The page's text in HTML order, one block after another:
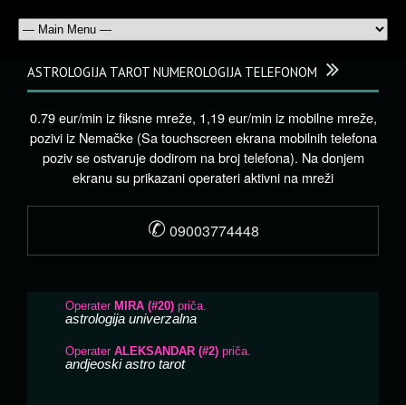
ASTROLOGIJA TAROT NUMEROLOGIJA TELEFONOM
0.79 eur/min iz fiksne mreže, 1,19 eur/min iz mobilne mreže,
pozivi iz Nemačke (Sa touchscreen ekrana mobilnih telefona
poziv se ostvaruje dodirom na broj telefona). Na donjem
ekranu su prikazani operateri aktivni na mreži
✆ 09003774448